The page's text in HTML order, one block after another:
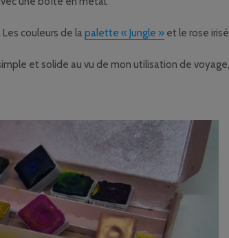
couleurs de la palette « Jungle » et le rose
et solide au vu de mon utilisation de